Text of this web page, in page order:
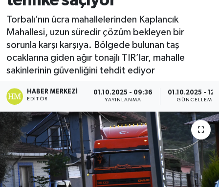
Torbalı’nın ücra mahallelerinden Kaplancık
Mahallesi, uzun süredir çözüm bekleyen bir
sorunla karşı karşıya. Bölgede bulunan taş
ocaklarına giden ağır tonajlı TIR’lar, mahalle
sakinlerinin güvenliğini tehdit ediyor
HABER MERKEZI
EDITÖR
01.10.2025 - 09:36
YAYINLANMA
01.10.2025 -
GÜNCELLEME
İzmir Trafik Yoğunluk Haritası
Süper Lig Puan Durumu ve Fikstür
Tüm Manşetler
Haber Arşivi